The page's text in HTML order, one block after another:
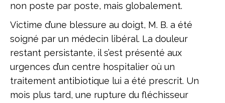
non poste par poste, mais globalement.
Victime d’une blessure au doigt, M. B. a été
soigné par un médecin libéral. La douleur
restant persistante, il s’est présenté aux
urgences d’un centre hospitalier où un
traitement antibiotique lui a été prescrit. Un
mois plus tard, une rupture du fléchisseur